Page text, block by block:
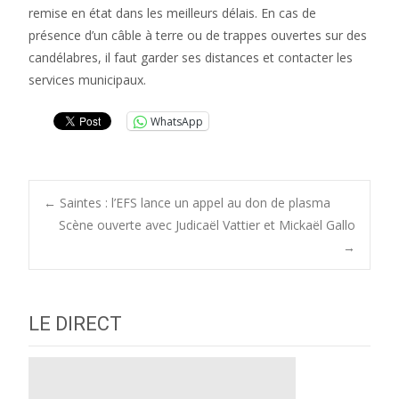
remise en état dans les meilleurs délais. En cas de
présence d’un câble à terre ou de trappes ouvertes sur des
candélabres, il faut garder ses distances et contacter les
services municipaux.
WhatsApp
Post
navigation
← Saintes : l’EFS lance un appel au don de plasma
Scène ouverte avec Judicaël Vattier et Mickaël Gallo
→
LE DIRECT